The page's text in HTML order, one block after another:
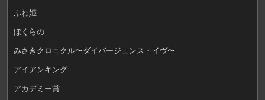
ふわ姫
ぼくらの
みさきクロニクル〜ダイバージェンス・イヴ〜
アイアンキング
アカデミー賞